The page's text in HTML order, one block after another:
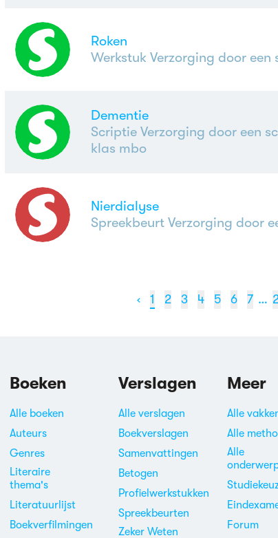
Roken
Werkstuk Verzorging door een
Dementie
Scriptie Verzorging door een
klas mbo
Nierdialyse
Spreekbeurt Verzorging door
‹ 1 2 3 4 5 6 7 …
Boeken
Alle boeken
Auteurs
Genres
Literaire
thema's
Literatuurlijst
Boekverfilmingen
Verslagen
Alle verslagen
Boekverslagen
Samenvattingen
Betogen
Profielwerkstukken
Spreekbeurten
Zeker Weten
Meer
Alle
Alle
Alle
Forum